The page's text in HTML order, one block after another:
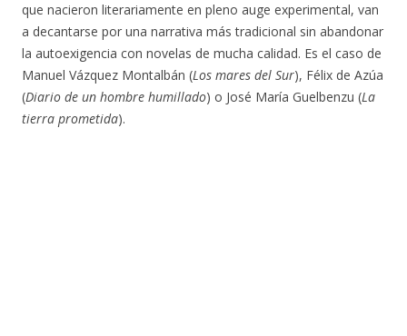
que nacieron literariamente en pleno auge experimental, van
a decantarse por una narrativa más tradicional sin abandonar
la autoexigencia con novelas de mucha calidad. Es el caso de
Manuel Vázquez Montalbán (Los mares del Sur), Félix de Azúa
(Diario de un hombre humillado) o José María Guelbenzu (La
tierra prometida).